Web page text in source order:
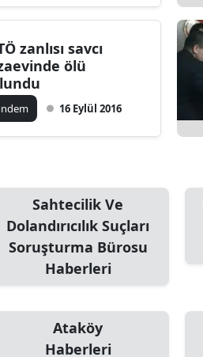
zanlısı savcı
ölü
16 Eylül 2016
Sahtecilik Ve
Dolandırıcılık Suçları
Soruşturma Bürosu
Haberleri
Ataköy
Haberleri